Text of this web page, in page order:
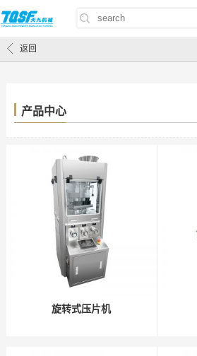
首页/产品中心
返回
产品中心
旋转式压片机